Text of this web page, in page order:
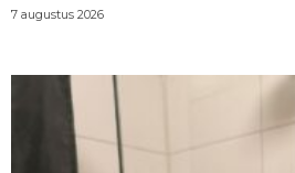
7 augustus 2026